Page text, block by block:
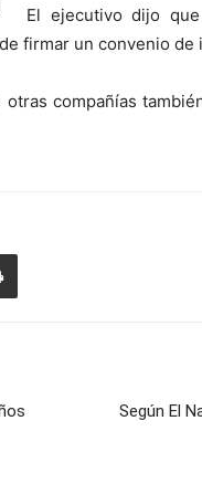
El ejecutivo dijo
firmar un convenio de
compañías
Según El